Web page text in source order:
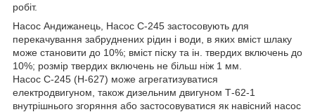
робіт.
Насос Андижанець, Насос С-245 застосовують для
перекачування забруднених рідин і води, в яких вміст шлаку
може становити до 10%; вміст піску та ін. твердих включень до
10%; розмір твердих включень не більш ніж 1 мм.
Насос С-245 (Н-627) може агрегатизуватися
електродвигуном, також дизельним двигуном Т-62-1
внутрішнього згоряння або застосовуватися як навісний насос